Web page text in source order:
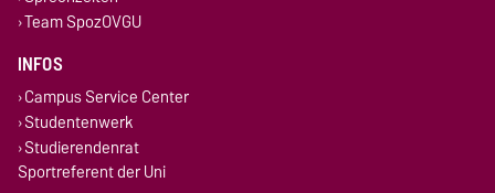
Team SpozOVGU
INFOS
Campus Service Center
Studentenwerk
Studierendenrat
Sportreferent der Uni